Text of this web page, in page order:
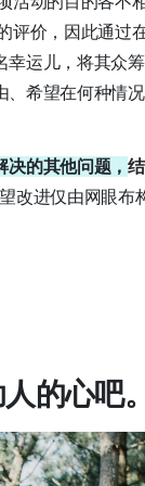
评价，因此通过
运儿，将其众
、希望在何种情
决的其他问题，
改进仅由网眼布
的心吧